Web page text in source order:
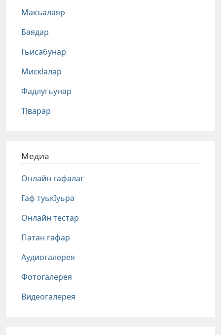
Макъалаяр
Баядар
Гьисабунар
Мискlалар
Фадлугьунар
Тlварар
Медиа
Онлайн гафалаг
Гаф туькIуьра
Онлайн тестар
Патан гафар
Аудиогалерея
Фотогалерея
Видеогалерея